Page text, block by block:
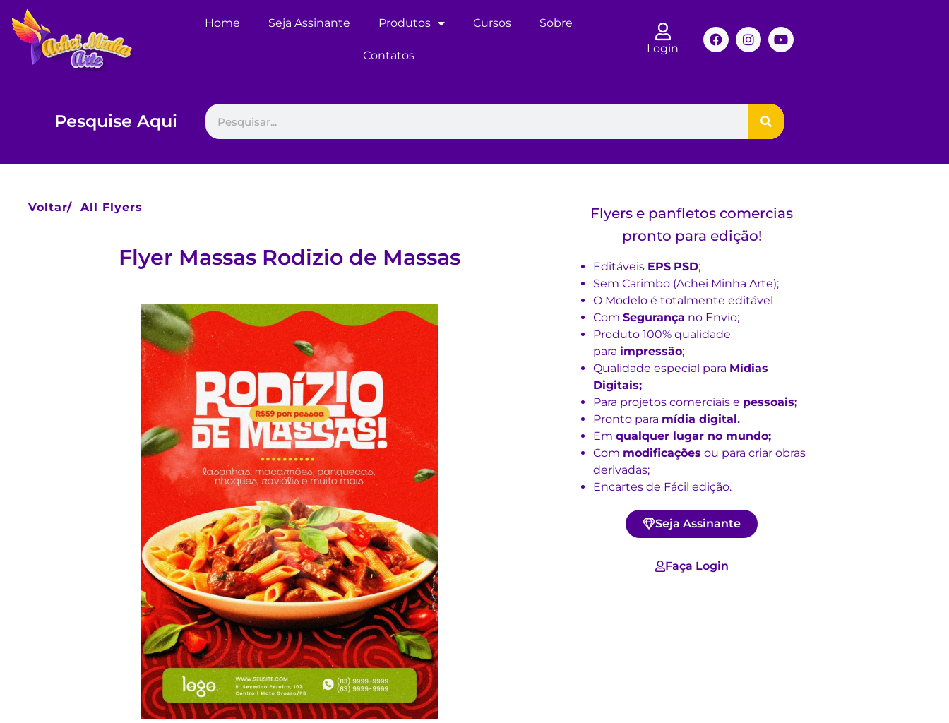
Home Seja Assinante Produtos Cursos Sobre
Contatos
Login
Pesquise Aqui
Voltar/ All Flyers
Flyer Massas Rodizio de Massas
Flyers e panfletos comercias
pronto para edição!
Editáveis EPS PSD;
Sem Carimbo (Achei Minha Arte);
O Modelo é totalmente editável
Com Segurança no Envio;
Produto 100% qualidade
para impressão;
Qualidade especial para Mídias
Digitais;
Para projetos comerciais e pessoais;
Pronto para mídia digital.
Em qualquer lugar no mundo;
Com modificações ou para criar obras
derivadas;
Encartes de Fácil edição.
Seja Assinante
Faça Login